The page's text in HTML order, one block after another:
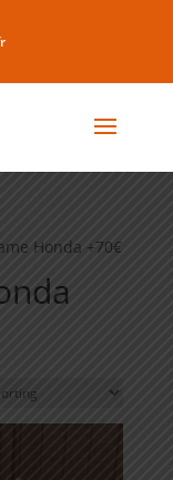
Honda +70€